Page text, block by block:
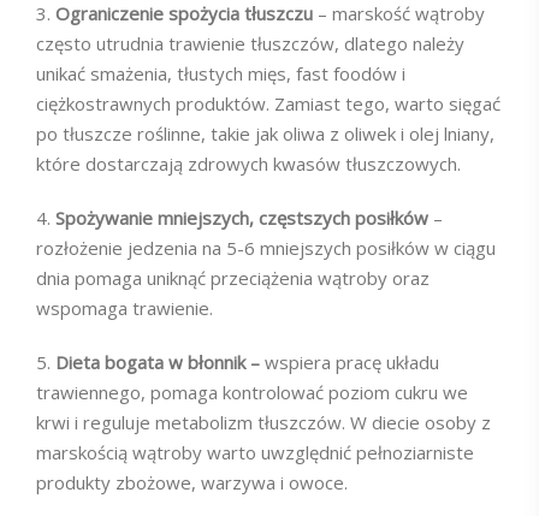
3. Ograniczenie spożycia tłuszczu – marskość wątroby
często utrudnia trawienie tłuszczów, dlatego należy
unikać smażenia, tłustych mięs, fast foodów i
ciężkostrawnych produktów. Zamiast tego, warto sięgać
po tłuszcze roślinne, takie jak oliwa z oliwek i olej lniany,
które dostarczają zdrowych kwasów tłuszczowych.
4. Spożywanie mniejszych, częstszych posiłków –
rozłożenie jedzenia na 5-6 mniejszych posiłków w ciągu
dnia pomaga uniknąć przeciążenia wątroby oraz
wspomaga trawienie.
5. Dieta bogata w błonnik – wspiera pracę układu
trawiennego, pomaga kontrolować poziom cukru we
krwi i reguluje metabolizm tłuszczów. W diecie osoby z
marskością wątroby warto uwzględnić pełnoziarniste
produkty zbożowe, warzywa i owoce.